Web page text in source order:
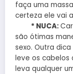
faça uma
certeza ele vai
* NUCA:
são ótimas
sexo. Outra
leve os cabelos
leva qualquer